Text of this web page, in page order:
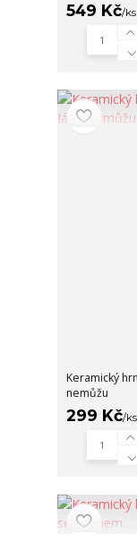
549 Kč/ks
Keramický
nemůžu
299 Kč/ks